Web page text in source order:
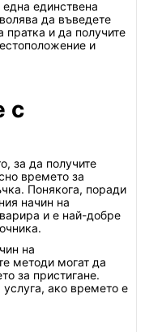
единствена
да въведете
пратка и да получите
и
с
за да получите
времето за
Понякога, поради
начин на
и е най-добре
на
методи могат да
за пристигане.
ако времето е